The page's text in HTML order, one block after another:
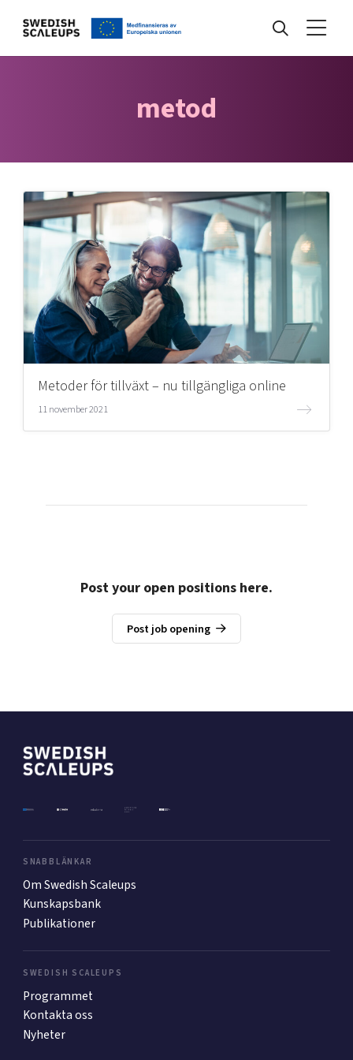
Kunskapsbank
Programmet
Internationalisering
Mer
metod
Metoder för tillväxt – nu tillgängliga online
11 november 2021
Post your open positions here.
Post job opening
SNABBLÄNKAR
Om Swedish Scaleups
Kunskapsbank
Publikationer
SWEDISH SCALEUPS
Programmet
Kontakta oss
Nyheter